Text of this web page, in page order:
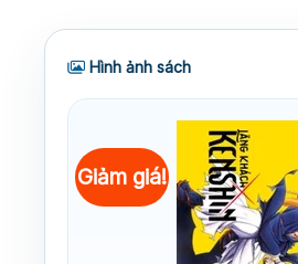
Hình ảnh sách
Giảm giá!